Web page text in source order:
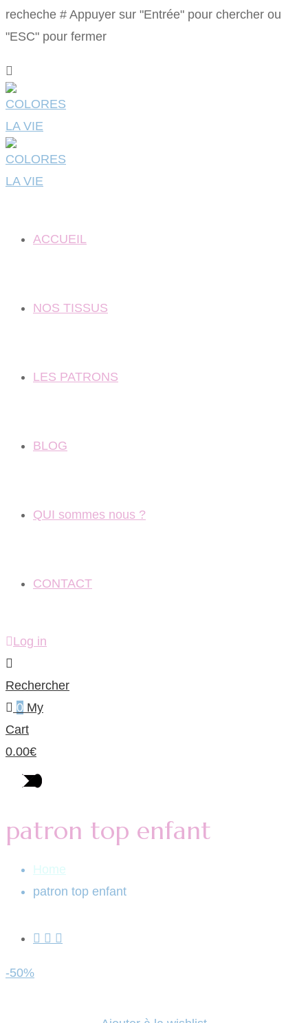
recheche # Appuyer sur "Entrée" pour chercher ou
"ESC" pour fermer
ACCUEIL
NOS TISSUS
LES PATRONS
BLOG
QUI sommes nous ?
CONTACT
Log in
Rechercher
0 My
Cart
0.00€
patron top enfant
Home
patron top enfant
-50%